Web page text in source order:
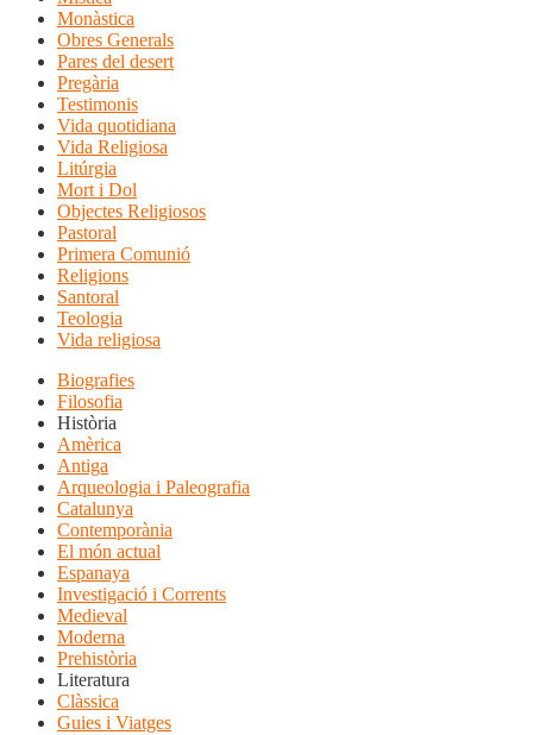
Monàstica
Obres Generals
Pares del desert
Pregària
Testimonis
Vida quotidiana
Vida Religiosa
Litúrgia
Mort i Dol
Objectes Religiosos
Pastoral
Primera Comunió
Religions
Santoral
Teologia
Vida religiosa
Biografies
Filosofia
Història
Amèrica
Antiga
Arqueologia i Paleografia
Catalunya
Contemporània
El món actual
Espanaya
Investigació i Corrents
Medieval
Moderna
Prehistòria
Literatura
Clàssica
Guies i Viatges